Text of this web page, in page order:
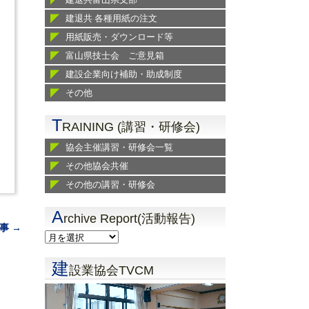
→
建退共 各種用紙の注文
用紙販売・ダウンロード等
富山県技士会 ご意見箱
建設企業向け補助・助成制度
その他
TRAINING (講習・研修会)
協会主催講習・研修会一覧
その他協会共催
その他の講習・研修会
Archive Report(活動報告)
建設業協会TVCM